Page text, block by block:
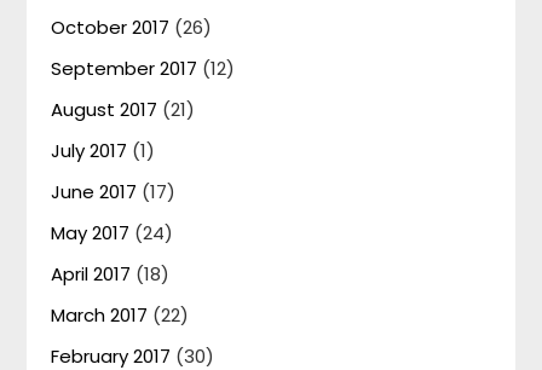
October 2017 (26)
September 2017 (12)
August 2017 (21)
July 2017 (1)
June 2017 (17)
May 2017 (24)
April 2017 (18)
March 2017 (22)
February 2017 (30)